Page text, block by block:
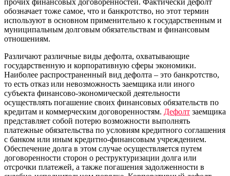
прочих финансовых договоренностей. Фактически дефолт
обозначает тоже самое, что и банкротство, но этот термин
используют в основном применительно к государственным и
муниципальным долговым обязательствам и финансовым
отношениям.
Различают различные виды дефолта, охватывающие
государственную и корпоративную сферы экономики.
Наиболее распространенный вид дефолта – это банкротство,
то есть отказ или невозможность заемщика или иного
субъекта финансово-экономической деятельности
осуществлять погашение своих финансовых обязательств по
кредитам и коммерческим договоренностям. Дефолт заемщика
представляет собой потерю возможности выполнять
платежные обязательства по условиям кредитного соглашения
с банком или иным кредитно-финансовым учреждением.
Обеспечение долга в этом случае осуществляется путем
договоренности сторон о реструктуризации долга или
отсрочки платежей, а также погашения задолженности в